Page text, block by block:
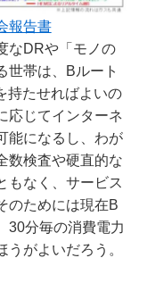
報告書
なDRや「モノの
世帯は、Bルート
持たせればよいの
応じてインターネ
能になるし、わが
数検査や硬直的な
もなく、サービス
のためには現在B
30分毎の消費電力
がよいだろう。